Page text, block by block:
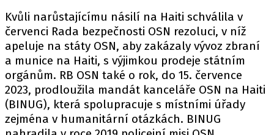
Kvůli narůstajícímu násilí na Haiti schválila v
červenci Rada bezpečnosti OSN rezoluci, v níž
apeluje na státy OSN, aby zakázaly vývoz zbraní
a munice na Haiti, s výjimkou prodeje státním
orgánům. RB OSN také o rok, do 15. července
2023, prodloužila mandát kanceláře OSN na Haiti
(BINUG), která spolupracuje s místními úřady
zejména v humanitární otázkách. BINUG